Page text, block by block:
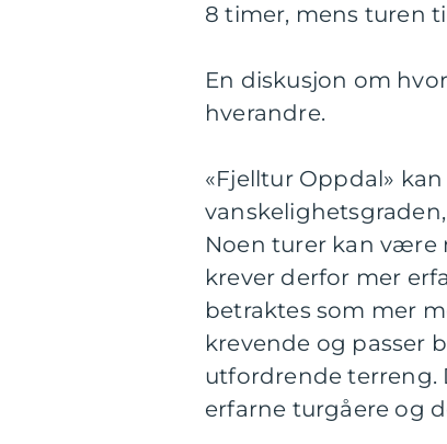
8 timer, mens turen
En diskusjon om
hverandre.
«Fjelltur Oppdal»
Noen turer kan være
krever derfor mer
betraktes som mer
krevende og passer
utfordrende terreng.
erfarne turgåere og